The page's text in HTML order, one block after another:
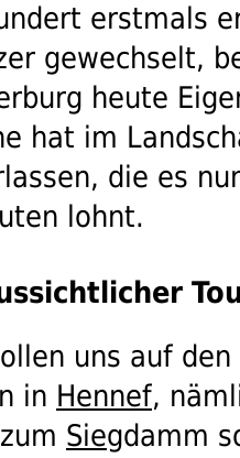
erstmals
gewechselt,
heute
hat im
die es
lohnt.
uns auf den
in Hennef,
Siegdamm